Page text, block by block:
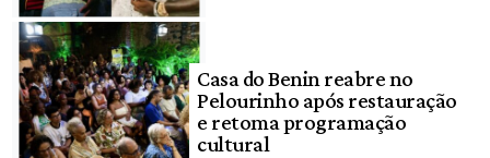
Casa do Benin reabre no
Pelourinho após restauração
e retoma programação
cultural